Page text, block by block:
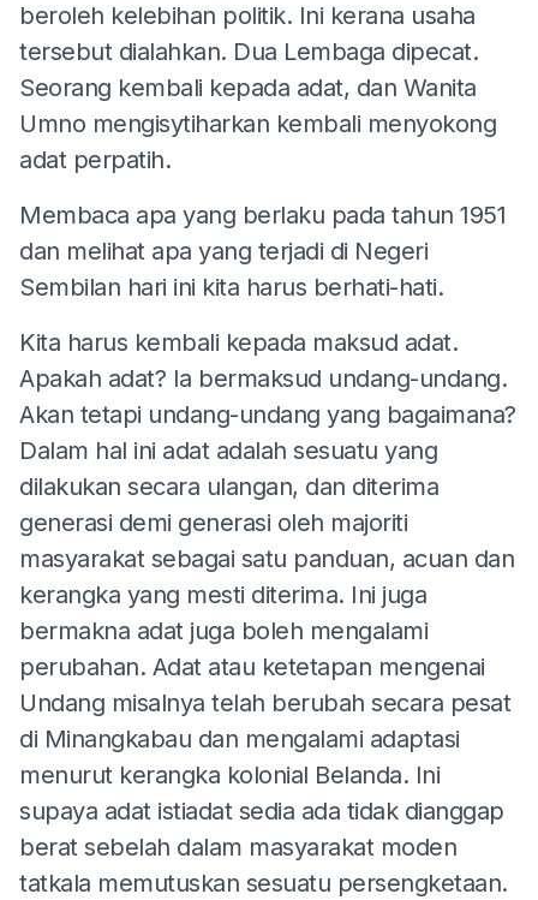
beroleh kelebihan politik. Ini kerana usaha
tersebut dialahkan. Dua Lembaga dipecat.
Seorang kembali kepada adat, dan Wanita
Umno mengisytiharkan kembali menyokong
adat perpatih.
Membaca apa yang berlaku pada tahun 1951
dan melihat apa yang terjadi di Negeri
Sembilan hari ini kita harus berhati-hati.
Kita harus kembali kepada maksud adat.
Apakah adat? Ia bermaksud undang-undang.
Akan tetapi undang-undang yang bagaimana?
Dalam hal ini adat adalah sesuatu yang
dilakukan secara ulangan, dan diterima
generasi demi generasi oleh majoriti
masyarakat sebagai satu panduan, acuan dan
kerangka yang mesti diterima. Ini juga
bermakna adat juga boleh mengalami
perubahan. Adat atau ketetapan mengenai
Undang misalnya telah berubah secara pesat
di Minangkabau dan mengalami adaptasi
menurut kerangka kolonial Belanda. Ini
supaya adat istiadat sedia ada tidak dianggap
berat sebelah dalam masyarakat moden
tatkala memutuskan sesuatu persengketaan.